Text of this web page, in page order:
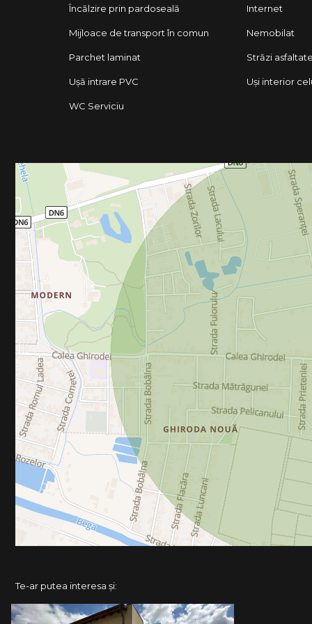
Încălzire prin pardoseală Internet
Mijloace de transport în comun Nemobilat
Parchet laminat Străzi asfaltate
Ușă intrare PVC Uși interior
WC Serviciu
Te-ar putea interesa și: